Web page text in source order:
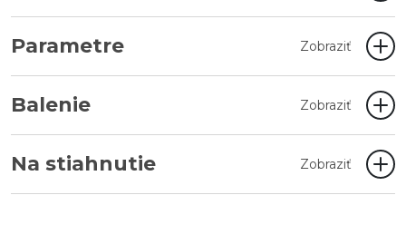
Parametre Zobraziť
Balenie Zobraziť
Na stiahnutie Zobraziť